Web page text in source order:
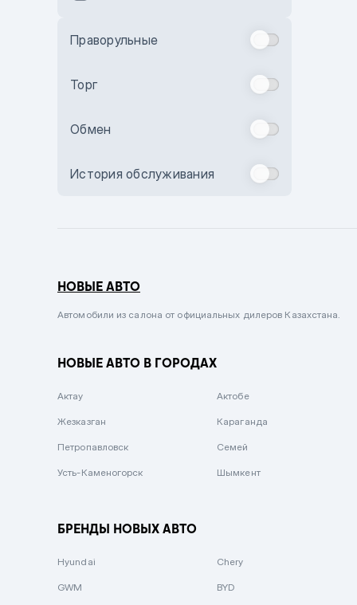
Бежевый
Комбинированный
Сиреневый металлик
Вишневый
Зеленый металлик
Праворульные
Торг
Обмен
История обслуживания
НОВЫЕ АВТО
Автомобили из салона от официальных дилеров Казахстана.
НОВЫЕ АВТО В ГОРОДАХ
Актау Актобе
Жезказган Караганда
Петропавловск Семей
Усть-Каменогорск Шымкент
БРЕНДЫ НОВЫХ АВТО
Hyundai Chery
GWM BYD